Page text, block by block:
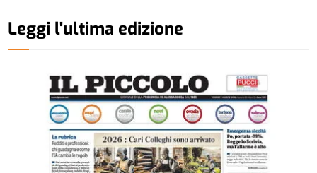
Leggi l'ultima edizione